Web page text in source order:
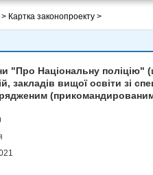
> Картка законопроекту >
"Про Національну поліцію"
закладів вищої освіти зі